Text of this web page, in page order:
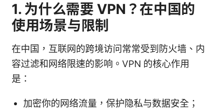
1. 为什么需要 VPN？在中国的
使用场景与限制
在中国，互联网的跨境访问常常受到防火墙、内
容过滤和网络限速的影响。VPN 的核心作用
是：
加密你的网络流量，保护隐私与数据安全；